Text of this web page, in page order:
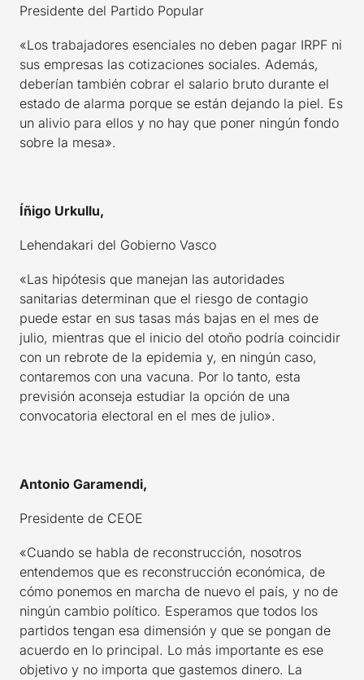
Presidente del Partido Popular
«Los trabajadores esenciales no deben pagar IRPF ni
sus empresas las cotizaciones sociales. Además,
deberían también cobrar el salario bruto durante el
estado de alarma porque se están dejando la piel. Es
un alivio para ellos y no hay que poner ningún fondo
sobre la mesa».
Íñigo Urkullu,
Lehendakari del Gobierno Vasco
«Las hipótesis que manejan las autoridades
sanitarias determinan que el riesgo de contagio
puede estar en sus tasas más bajas en el mes de
julio, mientras que el inicio del otoño podría coincidir
con un rebrote de la epidemia y, en ningún caso,
contaremos con una vacuna. Por lo tanto, esta
previsión aconseja estudiar la opción de una
convocatoria electoral en el mes de julio».
Antonio Garamendi,
Presidente de CEOE
«Cuando se habla de reconstrucción, nosotros
entendemos que es reconstrucción económica, de
cómo ponemos en marcha de nuevo el país, y no de
ningún cambio político. Esperamos que todos los
partidos tengan esa dimensión y que se pongan de
acuerdo en lo principal. Lo más importante es ese
objetivo y no importa que gastemos dinero. La